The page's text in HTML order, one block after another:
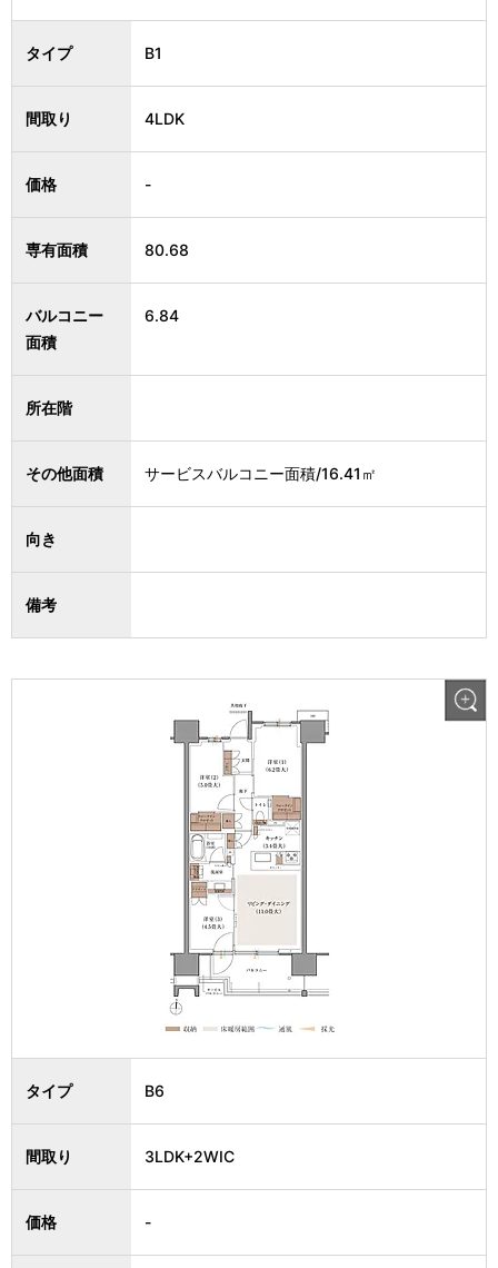
タイプ B1
間取り 4LDK
価格 -
専有面積 80.68
バルコニー
面積
6.84
所在階
その他面積 サービスバルコニー面積/16.41㎡
向き
備考
タイプ B6
間取り 3LDK+2WIC
価格 -